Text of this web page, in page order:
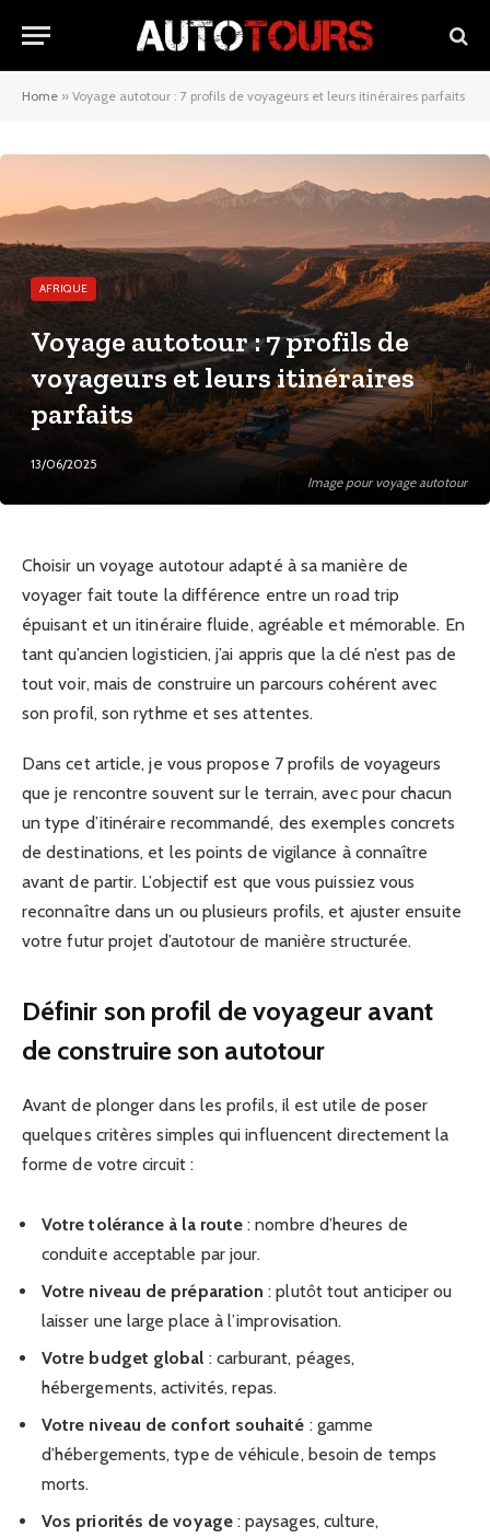
Home » Voyage autotour : 7 profils de voyageurs et leurs itinéraires parfaits
Image pour voyage autotour
AFRIQUE
Voyage autotour : 7 profils de
voyageurs et leurs itinéraires
parfaits
13/06/2025
Choisir un voyage autotour adapté à sa manière de
voyager fait toute la différence entre un road trip
épuisant et un itinéraire fluide, agréable et mémorable. En
tant qu’ancien logisticien, j’ai appris que la clé n’est pas de
tout voir, mais de construire un parcours cohérent avec
son profil, son rythme et ses attentes.
Dans cet article, je vous propose 7 profils de voyageurs
que je rencontre souvent sur le terrain, avec pour chacun
un type d’itinéraire recommandé, des exemples concrets
de destinations, et les points de vigilance à connaître
avant de partir. L’objectif est que vous puissiez vous
reconnaître dans un ou plusieurs profils, et ajuster ensuite
votre futur projet d’autotour de manière structurée.
Définir son profil de voyageur avant
de construire son autotour
Avant de plonger dans les profils, il est utile de poser
quelques critères simples qui influencent directement la
forme de votre circuit :
Votre tolérance à la route : nombre d’heures de
conduite acceptable par jour.
Votre niveau de préparation : plutôt tout anticiper ou
laisser une large place à l’improvisation.
Votre budget global : carburant, péages,
hébergements, activités, repas.
Votre niveau de confort souhaité : gamme
d’hébergements, type de véhicule, besoin de temps
morts.
Vos priorités de voyage: paysages, culture,